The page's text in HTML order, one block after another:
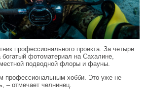
профессионального проекта. За четыре
богатый фотоматериал на Сахалине,
подводной флоры и фауны.
профессиональным хобби. Это уже не
– отмечает челнинец.